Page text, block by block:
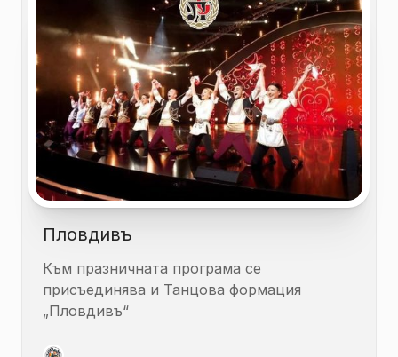
Пловдивъ
Към празничната програма се
присъединява и Танцова формация
„Пловдивъ“